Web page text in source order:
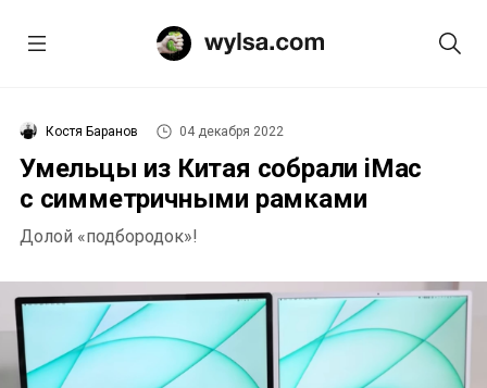
Костя Баранов 04 декабря 2022
Умельцы из Китая собрали iMac
с симметричными рамками
Долой «подбородок»!